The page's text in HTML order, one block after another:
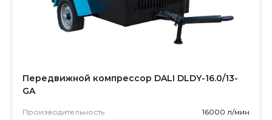
Передвижной компрессор DALI DLDY-16.0/13-
GA
Производитель­ность
16000 л/мин